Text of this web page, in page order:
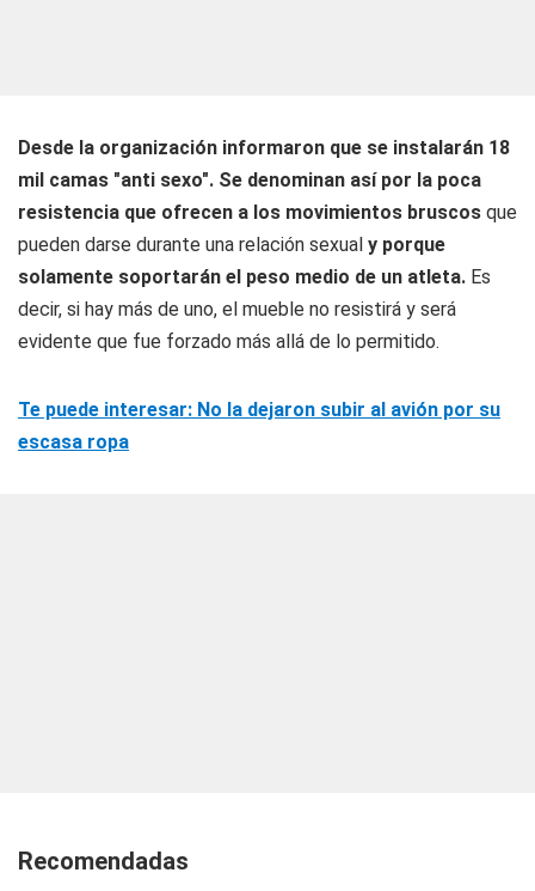
Desde la organización informaron que se instalarán 18
mil camas "anti sexo". Se denominan así por la poca
resistencia que ofrecen a los movimientos bruscos que
pueden darse durante una relación sexual y porque
solamente soportarán el peso medio de un atleta. Es
decir, si hay más de uno, el mueble no resistirá y será
evidente que fue forzado más allá de lo permitido.
Te puede interesar: No la dejaron subir al avión por su
escasa ropa
Recomendadas